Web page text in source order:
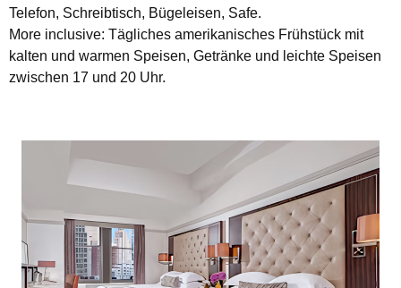
Telefon, Schreibtisch, Bügeleisen, Safe.
More inclusive: Tägliches amerikanisches Frühstück mit
kalten und warmen Speisen, Getränke und leichte Speisen
zwischen 17 und 20 Uhr.